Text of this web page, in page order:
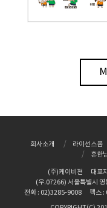
회사소개 라이선스폼
흔한
(주)케이비젼 대표
(우.07266) 서울특별시
전화 : 02)3285-9008
팩스